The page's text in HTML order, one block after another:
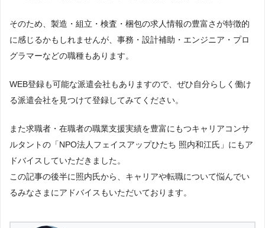
そのため、製造・組立・検査・梱包の求人情報の豊富さが特徴的
に感じるかもしれませんが、事務・設計補助・エンジニア・プロ
グラマーなどの職種もあります。
WEB登録も可能な派遣会社もありますので、ぜひ自分らしく働け
る派遣会社を見つけて登録してみてください。
また求職者・在職者の職業支援実績を豊富にもつキャリアコンサ
ルタントの「NPO法人フェイスアップひたち 照内和江氏」にもア
ドバイスしていただきました。
この記事の後半に照内氏から、キャリアや転職について悩んでい
るみなさまにアドバイスもいただいております。